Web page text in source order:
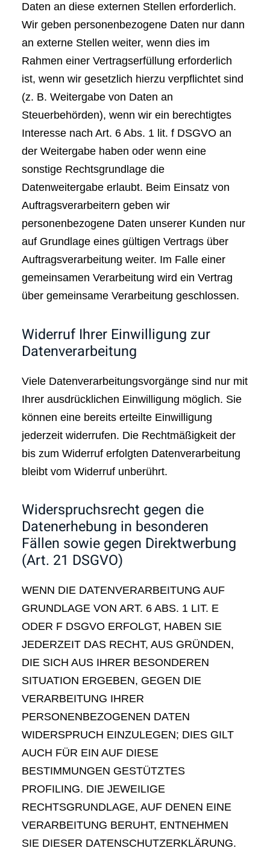
Daten an diese externen Stellen erforderlich.
Wir geben personenbezogene Daten nur dann
an externe Stellen weiter, wenn dies im
Rahmen einer Vertragserfüllung erforderlich
ist, wenn wir gesetzlich hierzu verpflichtet sind
(z. B. Weitergabe von Daten an
Steuerbehörden), wenn wir ein berechtigtes
Interesse nach Art. 6 Abs. 1 lit. f DSGVO an
der Weitergabe haben oder wenn eine
sonstige Rechtsgrundlage die
Datenweitergabe erlaubt. Beim Einsatz von
Auftragsverarbeitern geben wir
personenbezogene Daten unserer Kunden nur
auf Grundlage eines gültigen Vertrags über
Auftragsverarbeitung weiter. Im Falle einer
gemeinsamen Verarbeitung wird ein Vertrag
über gemeinsame Verarbeitung geschlossen.
Widerruf Ihrer Einwilligung zur
Datenverarbeitung
Viele Datenverarbeitungsvorgänge sind nur mit
Ihrer ausdrücklichen Einwilligung möglich. Sie
können eine bereits erteilte Einwilligung
jederzeit widerrufen. Die Rechtmäßigkeit der
bis zum Widerruf erfolgten Datenverarbeitung
bleibt vom Widerruf unberührt.
Widerspruchsrecht gegen die
Datenerhebung in besonderen
Fällen sowie gegen Direktwerbung
(Art. 21 DSGVO)
WENN DIE DATENVERARBEITUNG AUF
GRUNDLAGE VON ART. 6 ABS. 1 LIT. E
ODER F DSGVO ERFOLGT, HABEN SIE
JEDERZEIT DAS RECHT, AUS GRÜNDEN,
DIE SICH AUS IHRER BESONDEREN
SITUATION ERGEBEN, GEGEN DIE
VERARBEITUNG IHRER
PERSONENBEZOGENEN DATEN
WIDERSPRUCH EINZULEGEN; DIES GILT
AUCH FÜR EIN AUF DIESE
BESTIMMUNGEN GESTÜTZTES
PROFILING. DIE JEWEILIGE
RECHTSGRUNDLAGE, AUF DENEN EINE
VERARBEITUNG BERUHT, ENTNEHMEN
SIE DIESER DATENSCHUTZERKLÄRUNG.